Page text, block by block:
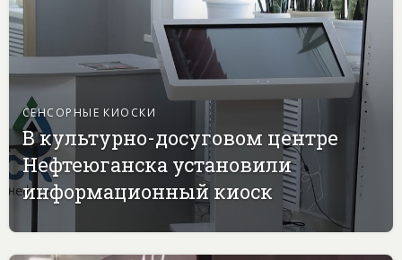
СЕНСОРНЫЕ КИОСКИ
В культурно-досуговом центре
Нефтеюганска установили
информационный киоск